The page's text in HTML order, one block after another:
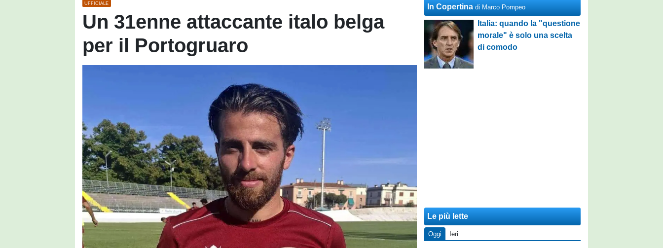
UFFICIALE
Un 31enne attaccante italo belga
per il Portogruaro
In Copertina di Marco Pompeo
Italia: quando la "questione
morale" è solo una scelta
di comodo
Le più lette
Oggi Ieri